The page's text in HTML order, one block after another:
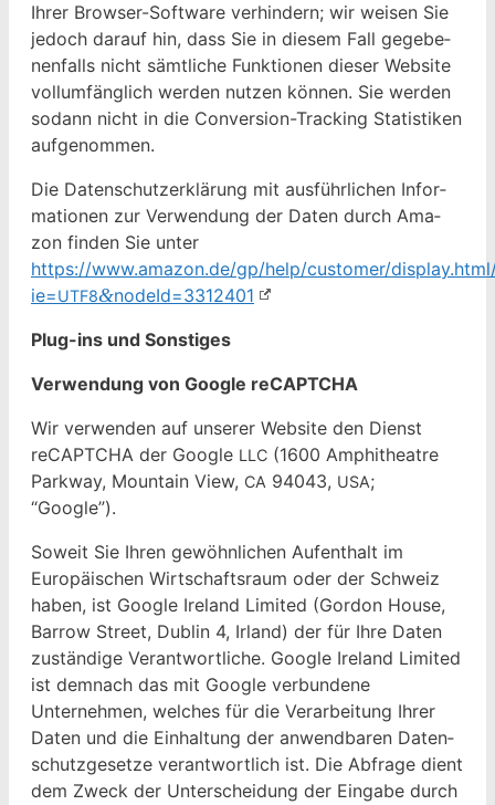
Ihrer Brows­er-Soft­ware ver­hin­dern; wir weisen Sie
jedoch darauf hin, dass Sie in diesem Fall gegebe­
nen­falls nicht sämtliche Funk­tio­nen dieser Web­site
vol­lum­fänglich wer­den nutzen kön­nen. Sie wer­den
sodann nicht in die Con­ver­sion-Track­ing Sta­tis­tiken
aufgenommen.
Die Daten­schutzerk­lärung mit aus­führlichen Infor­
ma­tio­nen zur Ver­wen­dung der Dat­en durch Ama­
zon find­en Sie unter
https://www.amazon.de/gp/help/customer/
ie=UTF8&nodeId=3312401
Plug-ins und Sonstiges
Ver­wen­dung von Google reCAPTCHA
Wir ver­wen­den auf unser­er Web­site den Dienst
reCAPTCHA der Google LLC (1600 Amphithe­atre
Park­way, Moun­tain View, CA 94043, USA;
“Google”).
Soweit Sie Ihren gewöhn­lichen Aufen­thalt im
Europäis­chen Wirtschaft­sraum oder der Schweiz
haben, ist Google Ire­land Lim­it­ed (Gor­don House,
Bar­row Street, Dublin 4, Irland) der für Ihre Dat­en
zuständi­ge Ver­ant­wortliche. Google Ire­land Lim­it­ed
ist dem­nach das mit Google ver­bun­dene
Unternehmen, welch­es für die Ver­ar­beitung Ihrer
Dat­en und die Ein­hal­tung der anwend­baren Daten­
schutzge­set­ze ver­ant­wortlich ist. Die Abfrage dient
dem Zweck der Unter­schei­dung der Eingabe durch